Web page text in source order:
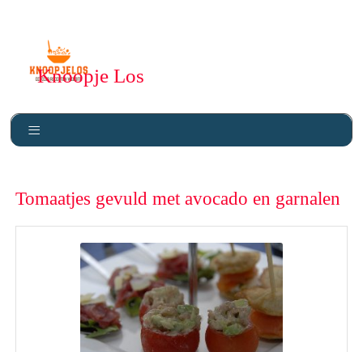
Knoopje Los
Tomaatjes gevuld met avocado en garnalen